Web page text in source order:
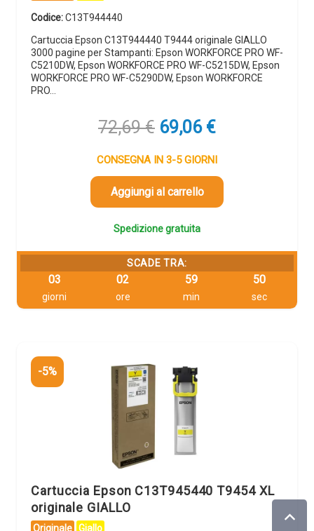
Codice:C13T944440
Cartuccia Epson C13T944440 T9444 originale GIALLO
3000 pagine per Stampanti: Epson WORKFORCE PRO WF-
C5210DW, Epson WORKFORCE PRO WF-C5215DW, Epson
WORKFORCE PRO WF-C5290DW, Epson WORKFORCE
PRO…
72,69€ Il
originale
era:
72,69 €.
69,06 €Il
attuale
è:
CONSEGNA IN 3-5 GIORNI
Aggiungi al carrello
Spedizione gratuita
SCADE TRA:
03
giorni
02
ore
59
min
49
sec
-5%
Cartuccia Epson C13T945440 T9454 XL
originale GIALLO
Originale Giallo